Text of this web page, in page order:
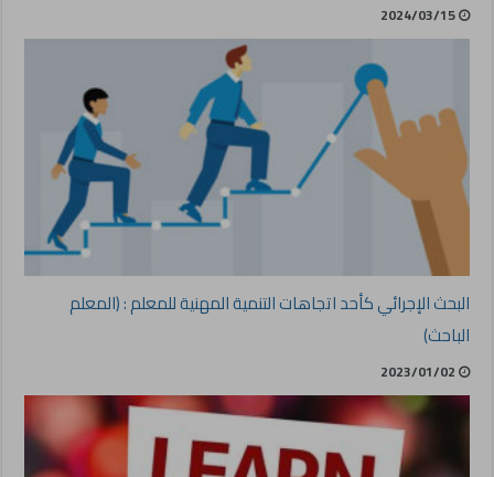
2024/03/15
البحث الإجرائي كأحد اتجاهات التنمية المهنية للمعلم : (المعلم
الباحث)
2023/01/02